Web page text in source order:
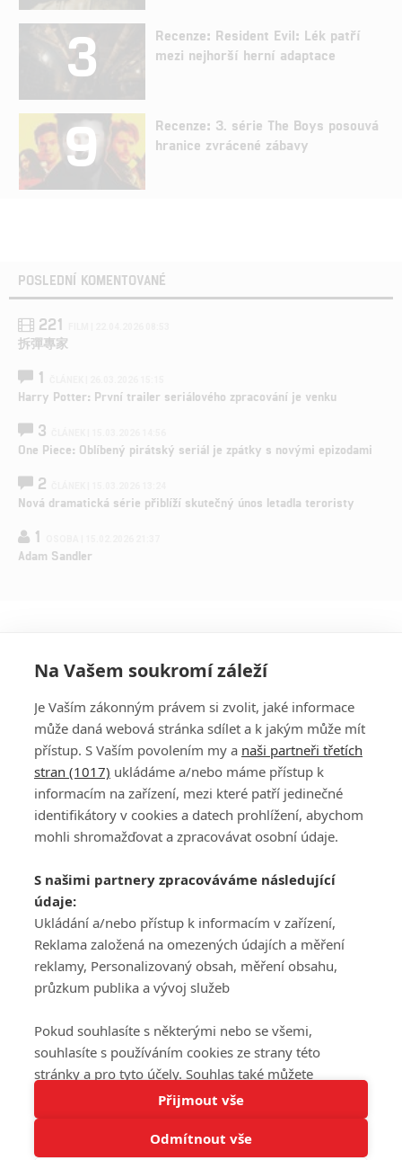
Tato stránka používá soubory cookies.
3
Recenze: Resident Evil: Lék patří
mezi nejhorší herní adaptace
9
Recenze: 3. série The Boys posouvá
hranice zvrácené zábavy
POSLEDNÍ KOMENTOVANÉ
221
拆彈專家
1
Harry Potter: První trailer seriálového zpracování je venku
3
One Piece: Oblíbený pirátský seriál je zpátky s novými epizodami
2
Nová dramatická série přiblíží skutečný únos letadla teroristy
1
Adam Sandler
PŘIHLÁSIT
REGISTROVAT
DISKUZE
Šéfredaktorkou webu jePetr Slavík, e-mailserialy@fandimefilmu.cz
Máte-li zájem o inzerci na našem webu napište nám na e-mail
studio@koncal.com
Ochrana osobních údajů|Zásady používání cookies |Pravidla webu
Upravit nastavení soukromí
© 2016 – 2026 FandimeSerialum.cz / All rights reserved /
Na Vašem soukromí záleží
Je Vaším zákonným právem si zvolit, jaké informace
může daná webová stránka sdílet a k jakým může mít
přístup. S Vaším povolením my a naši partneři třetích
stran (1017) ukládáme a/nebo máme přístup k
informacím na zařízení, mezi které patří jedinečné
identifikátory v cookies a datech prohlížení, abychom
mohli shromažďovat a zpracovávat osobní údaje.
S našimi partnery zpracováváme následující
údaje:
Ukládání a/nebo přístup k informacím v zařízení,
Reklama založená na omezených údajích a měření
reklamy, Personalizovaný obsah, měření obsahu,
průzkum publika a vývoj služeb
Pokud souhlasíte s některými nebo se všemi,
souhlasíte s používáním cookies ze strany této
stránky a pro tyto účely. Souhlas také můžete
odmítnout, ale v takovém případě vám na stránce
nebudou k dispozici některé personalizované funkce.
Vaše volby souhlasu se budou vztahovat pouze na
Přijmout vše
Odmítnout vše